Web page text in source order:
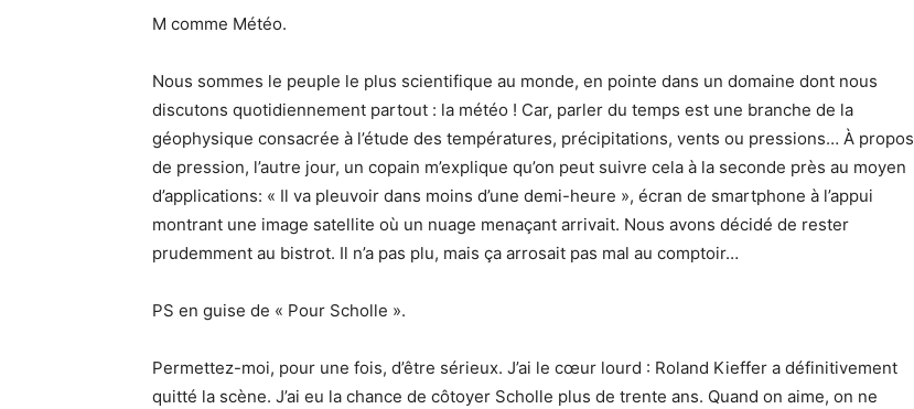
M comme Météo.
Nous sommes le peuple le plus scientifique au monde, en pointe dans un domaine dont nous
discutons quotidiennement partout : la météo ! Car, parler du temps est une branche de la
géophysique consacrée à l’étude des températures, précipitations, vents ou pressions… À propos
de pression, l’autre jour, un copain m’explique qu’on peut suivre cela à la seconde près au moyen
d’applications: « Il va pleuvoir dans moins d’une demi-heure », écran de smartphone à l’appui
montrant une image satellite où un nuage menaçant arrivait. Nous avons décidé de rester
prudemment au bistrot. Il n’a pas plu, mais ça arrosait pas mal au comptoir…
PS en guise de « Pour Scholle ».
Permettez-moi, pour une fois, d’être sérieux. J’ai le cœur lourd : Roland Kieffer a définitivement
quitté la scène. J’ai eu la chance de côtoyer Scholle plus de trente ans. Quand on aime, on ne